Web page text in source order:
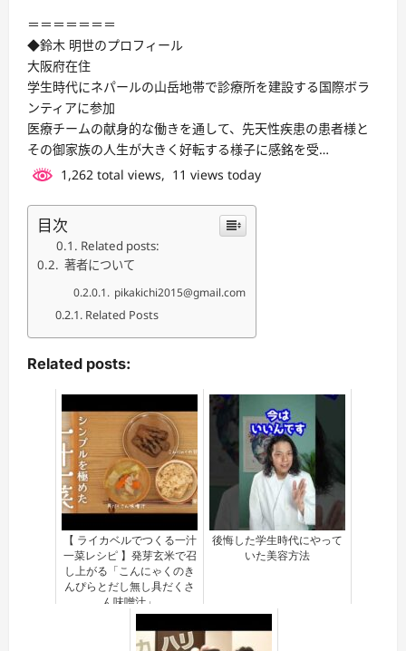
＝＝＝＝＝＝＝
◆鈴木 明世のプロフィール
大阪府在住
学生時代にネパールの山岳地帯で診療所を建設する国際ボラ
ンティアに参加
医療チームの献身的な働きを通して、先天性疾患の患者様と
その御家族の人生が大きく好転する様子に感銘を受…
1,262 total views, 11 views today
目次
Related posts:
著者について
pikakichi2015@gmail.com
Related Posts
Related posts:
【 ライカベルでつくる一汁
一菜レシピ 】発芽玄米で召
し上がる「こんにゃくのき
んぴらとだし無し具だくさ
ん味噌汁」
後悔した学生時代にやって
いた美容方法